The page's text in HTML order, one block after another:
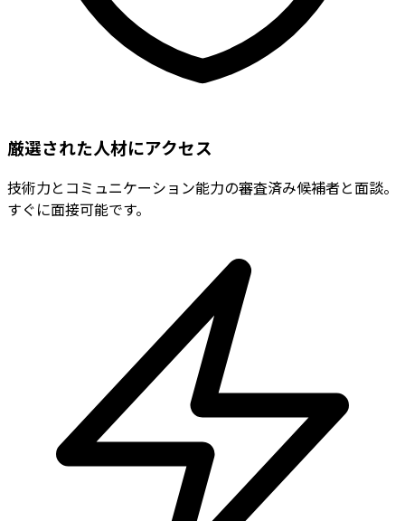
厳選された人材にアクセス
技術力とコミュニケーション能力の審査済み候補者と面談。
すぐに面接可能です。